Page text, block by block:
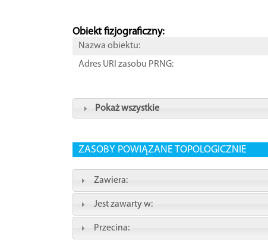
Obiekt fizjograficzny:
Nazwa obiektu:
Adres URI zasobu PRNG:
Pokaż wszystkie
ZASOBY POWIĄZANE TOPOLOGICZNIE
Zawiera:
Jest zawarty w:
Przecina: